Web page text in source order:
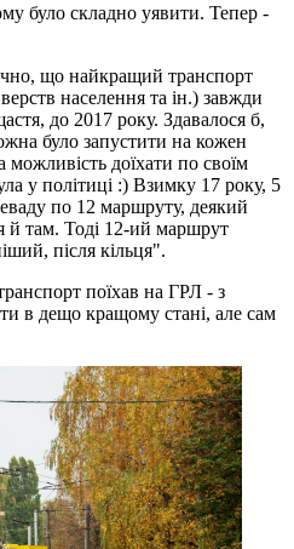
було складно уявити. Тепер -
що найкращий транспорт
населення та ін.) завжди
до 2017 року. Здавалося б,
було запустити на кожен
доїхати по своїм
у політиці :) Взимку 17 року, 5
по 12 маршруту, деякий
й там. Тоді 12-ий маршрут
після кільця".
поїхав на ГРЛ - з
в дещо кращому стані, але сам